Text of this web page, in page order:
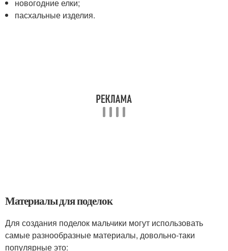
новогодние елки;
пасхальные изделия.
Материалы для поделок
Для создания поделок мальчики могут использовать
самые разнообразные материалы, довольно-таки
популярные это: